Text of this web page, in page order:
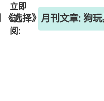
立即
订
阅:
《选择》月刊文章: 狗